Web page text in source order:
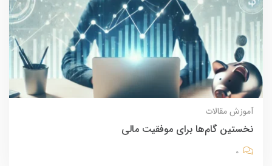
آموزشمقالات
نخستین گام‌ها برای موفقیت مالی
0